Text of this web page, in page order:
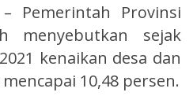
– Pemerintah Provinsi
menyebutkan sejak
kenaikan desa dan
10,48 persen.